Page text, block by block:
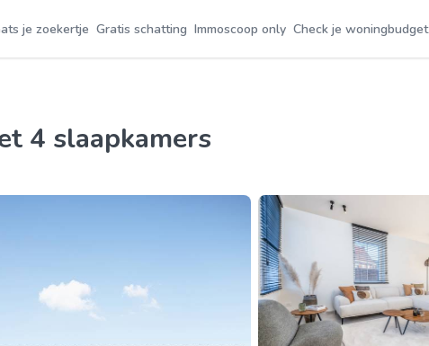
je zoekertje Gratis schatting Immoscoop only Check je woningbudget
4 slaapkamers